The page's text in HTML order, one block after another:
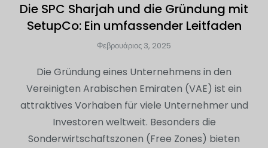
Die SPC Sharjah und die Gründung mit
SetupCo: Ein umfassender Leitfaden
Φεβρουάριος 3, 2025
Die Gründung eines Unternehmens in den
Vereinigten Arabischen Emiraten (VAE) ist ein
attraktives Vorhaben für viele Unternehmer und
Investoren weltweit. Besonders die
Sonderwirtschaftszonen (Free Zones) bieten